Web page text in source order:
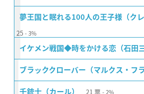
夢王国と眠れる100人の王子様（ク
25 3%
イケメン戦国◆時をかける恋（石田三
ブラッククローバー（マルクス・フ
千銃士（カール） 21 票